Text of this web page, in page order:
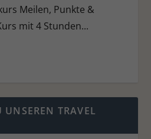
Meilen, Punkte &
mit 4 Stunden...
TRAVEL
anzeigen
Cookies von externen Medien akzeptiert
anzeigen
Datenschutzerklärung